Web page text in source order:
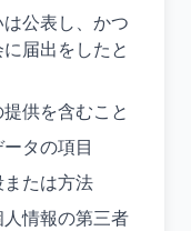
公表し、かつ
届出をしたと
供を含むこと
タの項目
たは方法
情報の第三者